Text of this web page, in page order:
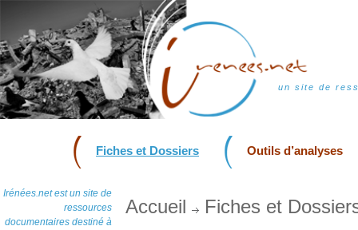
un site de
Fiches et Dossiers Outils d’analyses
Irénées.net est un site de
ressources
documentaires destiné à
Accueil Fiches et